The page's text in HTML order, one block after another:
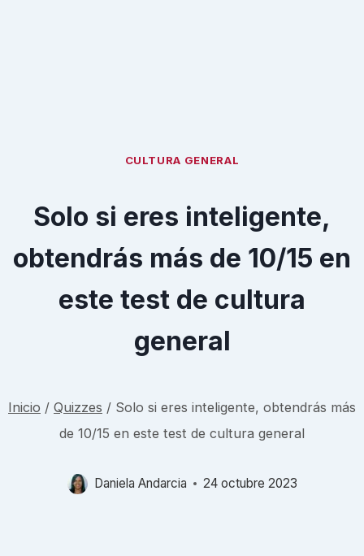
CULTURA GENERAL
Solo si eres inteligente,
obtendrás más de 10/15 en
este test de cultura
general
Inicio / Quizzes / Solo si eres inteligente, obtendrás más
de 10/15 en este test de cultura general
Daniela Andarcia 24 octubre 2023